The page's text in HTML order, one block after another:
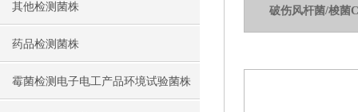
其他检测菌株
药品检测菌株
霉菌检测电子电工产品环境试验菌株
破伤风杆菌/梭菌